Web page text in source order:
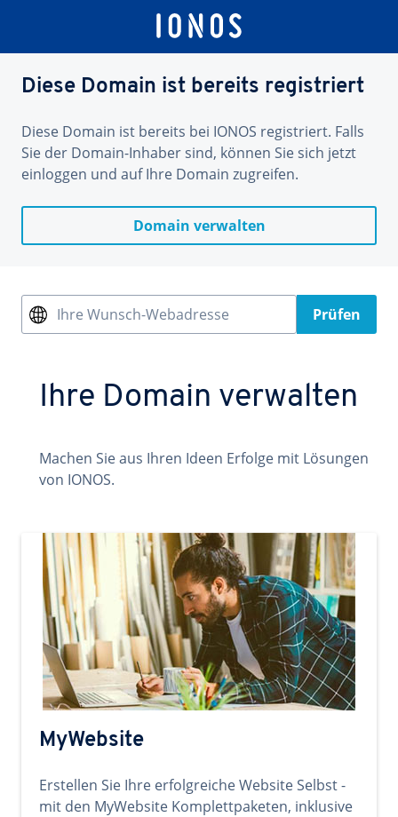
Diese Domain ist bereits registriert
Diese Domain ist bereits bei IONOS registriert. Falls
Sie der Domain-Inhaber sind, können Sie sich jetzt
einloggen und auf Ihre Domain zugreifen.
Domain verwalten
Ihre Wunsch-Webadresse Prüfen
Ihre Domain verwalten
Machen Sie aus Ihren Ideen Erfolge mit Lösungen
von IONOS.
MyWebsite
Erstellen Sie Ihre erfolgreiche Website Selbst -
mit den MyWebsite Komplettpaketen, inklusive